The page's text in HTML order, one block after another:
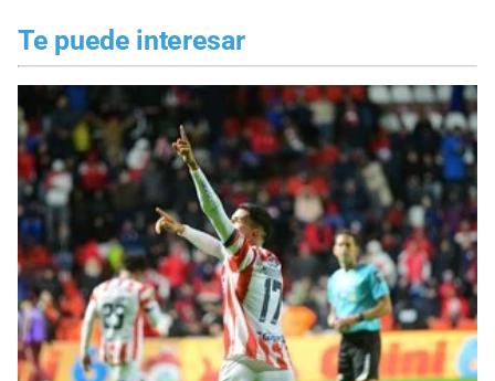
Te puede interesar